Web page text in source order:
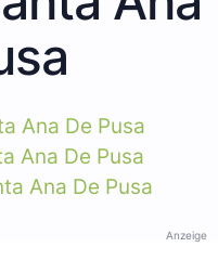
Ana De Pusa
Ana De Pusa
Ana De Pusa
Anzeige